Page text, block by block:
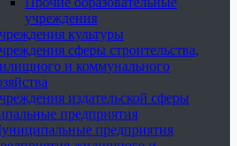
учреждения
культуры
сферы строительства,
и коммунального
издательской сферы
предприятия
предприятия